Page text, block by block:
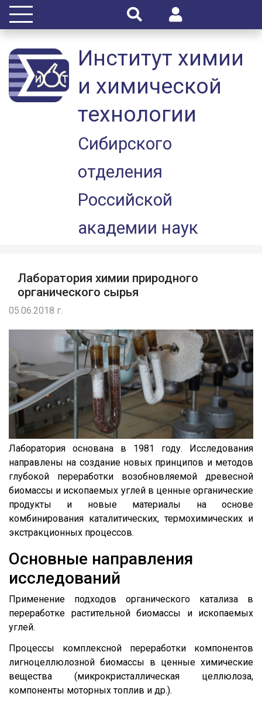
Институт химии
и химической
технологии
Сибирского
отделения
Российской
академии наук
Лаборатория химии природного
органического сырья
05.06.2018 г.
Лаборатория основана в 1981 году. Исследования
направлены на создание новых принципов и методов
глубокой переработки возобновляемой древесной
биомассы и ископаемых углей в ценные органические
продукты и новые материалы на основе
комбинирования каталитических, термохимических и
экстракционных процессов.
Основные направления
исследований
Применение подходов органического катализа в
переработке растительной биомассы и ископаемых
углей.
Процессы комплексной переработки компонентов
лигноцеллюлозной биомассы в ценные химические
вещества (микрокристаллическая целлюлоза,
компоненты моторных топлив и др.).